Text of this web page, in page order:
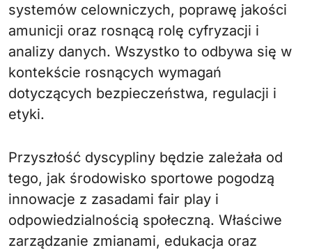
systemów celowniczych, poprawę jakości
amunicji oraz rosnącą rolę cyfryzacji i
analizy danych. Wszystko to odbywa się w
kontekście rosnących wymagań
dotyczących bezpieczeństwa, regulacji i
etyki.
Przyszłość dyscypliny będzie zależała od
tego, jak środowisko sportowe pogodzą
innowacje z zasadami fair play i
odpowiedzialnością społeczną. Właściwe
zarządzanie zmianami, edukacja oraz